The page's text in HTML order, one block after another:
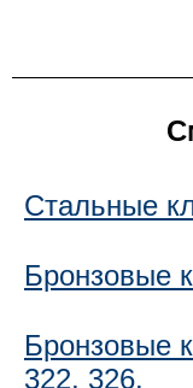
Стальные
Бронзовые
Бронзовые
322, 326.